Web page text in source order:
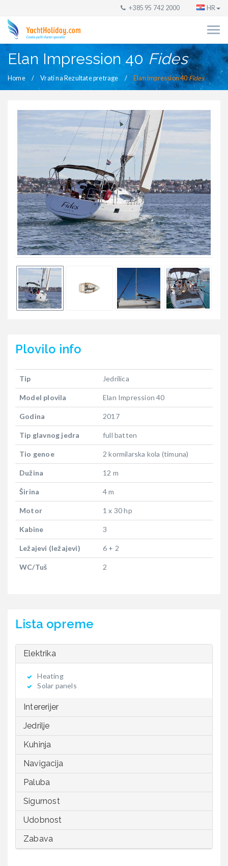
+385 95 742 2000 HR
Elan Impression 40 Fides
Home Vrati na Rezultate pretrage Elan Impression 40Fides
Plovilo info
Tip Jedrilica
Model plovila Elan Impression 40
Godina 2017
Tip glavnog jedra full batten
Tio genoe 2 kormilarska kola (timuna)
Dužina 12 m
Širina 4 m
Motor 1 x 30 hp
Kabine 3
Ležajevi (ležajevi) 6 + 2
WC/Tuš 2
Lista opreme
Elektrika
Heating
Solar panels
Intererijer
Jedrilje
Kuhinja
Navigacija
Paluba
Sigurnost
Udobnost
Zabava